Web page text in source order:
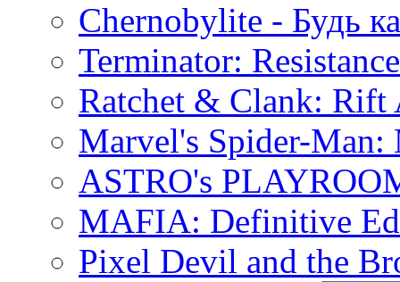
Chernobylite - Будь
Terminator:
Ratchet & Clank: Rift
Marvel's Spider-Man:
ASTRO's
MAFIA: Definitive
Pixel Devil and the